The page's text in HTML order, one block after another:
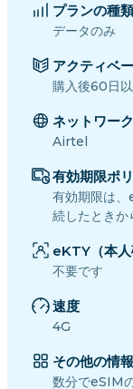
プランの種類
データのみ
アクティベ
購入後60日以
ネットワーク
Airtel
有効期限ポ
有効期限は
続したときか
eKTY（本人
不要です
速度
4G
その他の情報
数分でeSIM